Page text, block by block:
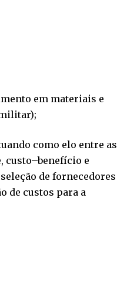
em materiais e
como elo entre as
custo–benefício e
de fornecedores
de custos para a